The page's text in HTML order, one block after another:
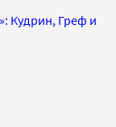
Кудрин, Греф и